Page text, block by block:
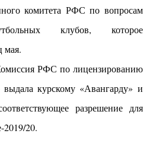
комитета РФС по вопросам
клубов, которое
мая.
РФС по лицензированию
курскому «Авангарду» и
разрешение для
2019/20.